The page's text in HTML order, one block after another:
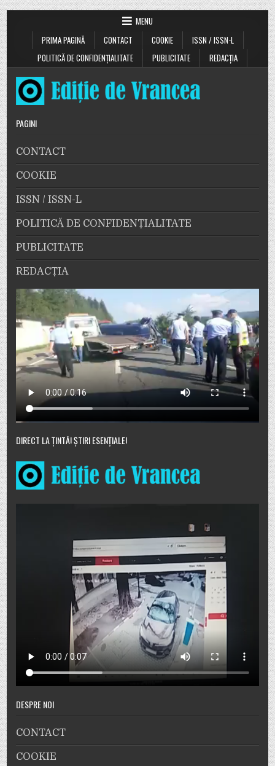
MENU
PRIMA PAGINĂ
CONTACT COOKIE
ISSN / ISSN-L
POLITICĂ DE CONFIDENȚIALITATE
PUBLICITATE REDACȚIA
PAGINI
CONTACT
COOKIE
ISSN / ISSN-L
POLITICĂ DE CONFIDENȚIALITATE
PUBLICITATE
REDACȚIA
DIRECT LA ȚINTĂ! ȘTIRI ESENȚIALE!
DESPRE NOI
CONTACT
COOKIE